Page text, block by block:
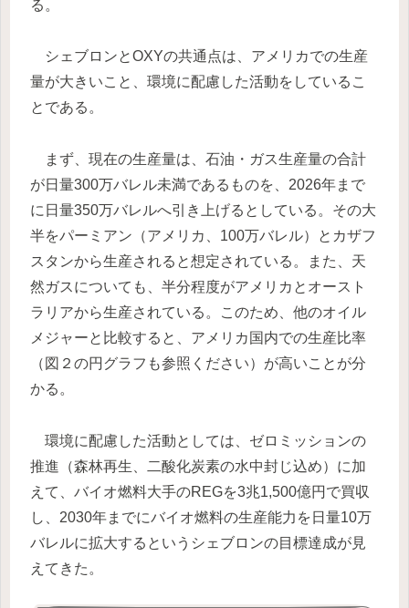
る。
シェブロンとOXYの共通点は、アメリカでの生産
量が大きいこと、環境に配慮した活動をしているこ
とである。
まず、現在の生産量は、石油・ガス生産量の合計
が日量300万バレル未満であるものを、2026年まで
に日量350万バレルへ引き上げるとしている。その大
半をパーミアン（アメリカ、100万バレル）とカザフ
スタンから生産されると想定されている。また、天
然ガスについても、半分程度がアメリカとオースト
ラリアから生産されている。このため、他のオイル
メジャーと比較すると、アメリカ国内での生産比率
（図２の円グラフも参照ください）が高いことが分
かる。
環境に配慮した活動としては、ゼロミッションの
推進（森林再生、二酸化炭素の水中封じ込め）に加
えて、バイオ燃料大手のREGを3兆1,500億円で買収
し、2030年までにバイオ燃料の生産能力を日量10万
バレルに拡大するというシェブロンの目標達成が見
えてきた。